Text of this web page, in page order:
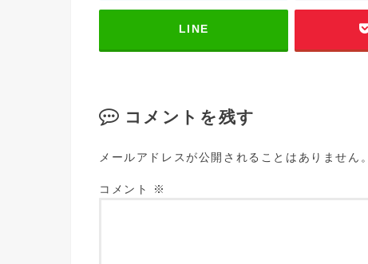
LINE
コメントを残す
メールアドレスが公開されることはありません。
コメント ※